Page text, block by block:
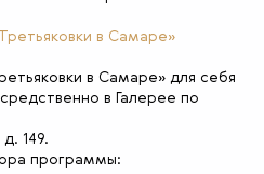
в Самаре»
в Самаре» для себя
в Галерее по
149.
программы: